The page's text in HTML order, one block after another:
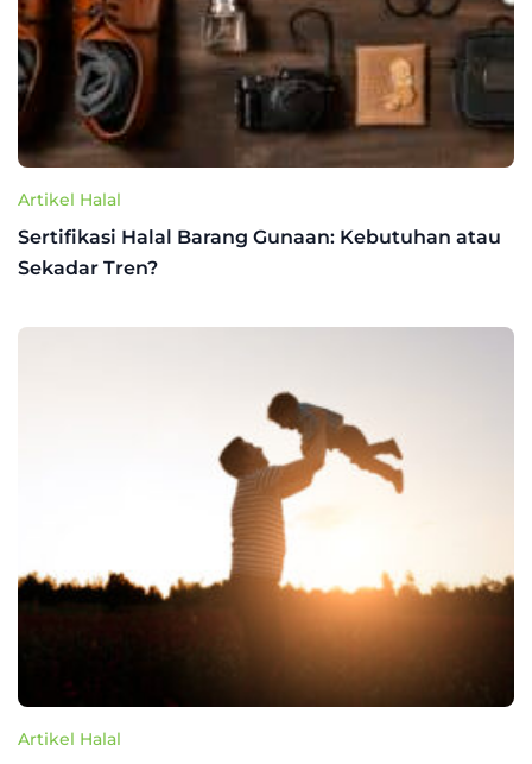
Artikel Halal
Sertifikasi Halal Barang Gunaan: Kebutuhan atau
Sekadar Tren?
Artikel Halal